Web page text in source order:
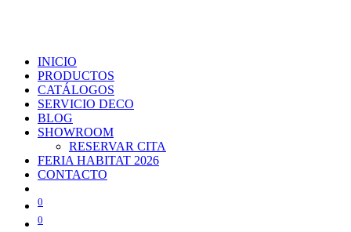
INICIO
PRODUCTOS
CATÁLOGOS
SERVICIO DECO
BLOG
SHOWROOM
RESERVAR CITA
FERIA HABITAT 2026
CONTACTO
0
0